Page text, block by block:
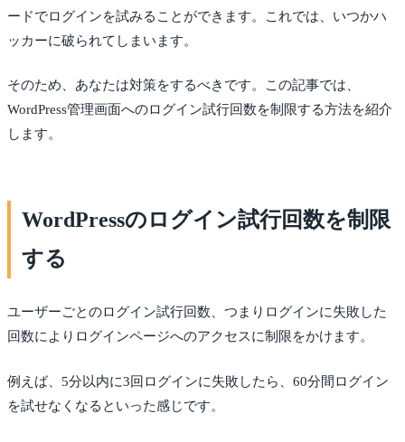
ードでログインを試みることができます。これでは、いつかハ
ッカーに破られてしまいます。
そのため、あなたは対策をするべきです。この記事では、
WordPress管理画面へのログイン試行回数を制限する方法を紹介
します。
WordPressのログイン試行回数を制限
する
ユーザーごとのログイン試行回数、つまりログインに失敗した
回数によりログインページへのアクセスに制限をかけます。
例えば、5分以内に3回ログインに失敗したら、60分間ログイン
を試せなくなるといった感じです。